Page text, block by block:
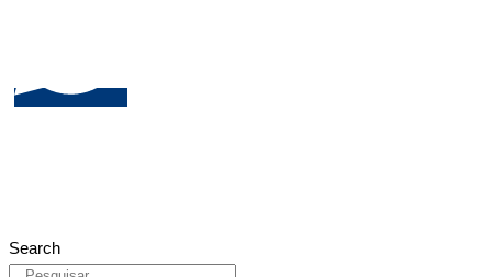
Search